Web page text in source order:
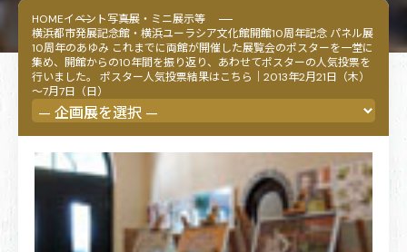
HOMEイベント写真展・ミニ展示等
横浜都市発展記念館・横浜ユーラシア文化館開館10周年記念 パネル展
10周年のあゆみ これまでに両館が開催した展覧会のポスターを一堂に
集め、開館からの10年間を振り返り、あわせてポスターの人気投票を
行いました。 ポスター人気投票結果はこちら｜2013年2月21日（木）
～7月7日（日）